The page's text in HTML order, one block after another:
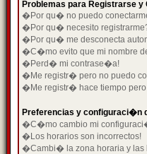
Problemas para Registrarse y
�Por qu� no puedo
�Por qu� necesito
�Por qu� me desconecta
�C�mo evito que mi nombre
�Perd� mi contrase�a!
�Me registr� pero no puedo
�Me registr� hace tiempo pero
Preferencias y configuraci�n
�C�mo cambio mi
�Los horarios son incorrectos!
�Cambi� la zona horaria y las